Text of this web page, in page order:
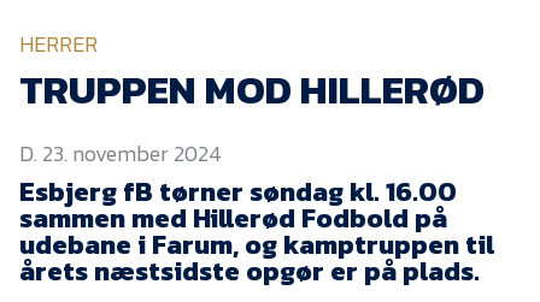
NYHEDER
Om Esbjerg fB
EfB Akademi
Sydvestjysk Fodbold
Samarbejde
HERRER
TRUPPEN MOD HILLERØD
D. 23. november 2024
Esbjerg fB tørner søndag kl. 16.00
sammen med Hillerød Fodbold på
udebane i Farum, og kamptruppen til
årets næstsidste opgør er på plads.